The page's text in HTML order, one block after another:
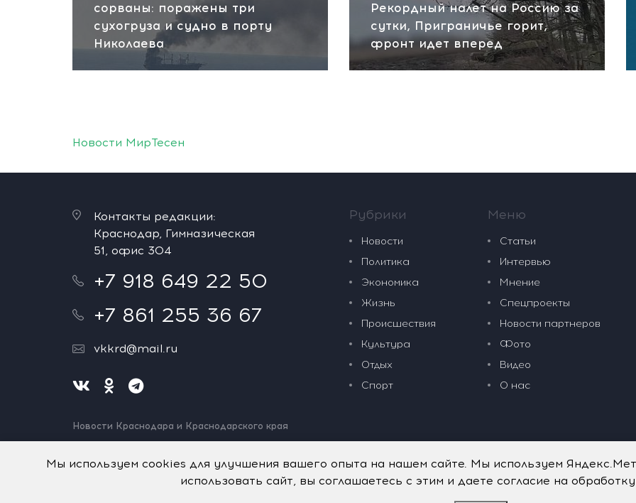
сорваны: поражены три
сухогруза и судно в порту
Николаева
Рекордный налет на Россию за
сутки, Приграничье горит,
фронт идет вперед
Новости МирТесен
Контакты редакции:
Краснодар, Гимназическая
51, офис 304
+7 918 649 22 50
+7 861 255 36 67
vkkrd@mail.ru
Новости Краснодара и Краснодарского края
Нашли ошибку? Выделите и нажмите Ctrl+Enter.
Рубрики
Новости
Политика
Экономика
Жизнь
Происшествия
Культура
Отдых
Спорт
Меню
Статьи
Интервью
Мнение
Спецпроекты
Новости партнеров
Фото
Видео
О нас
Мы используем cookies для улучшения вашего опыта на нашем сайте. Мы используем
использовать сайт, вы соглашаетесь с этим и даете согласие на